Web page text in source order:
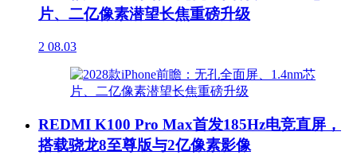
片、二亿像素潜望长焦重磅升级
2 08.03
REDMI K100 Pro Max首发185Hz电竞直屏，
搭载骁龙8至尊版与2亿像素影像